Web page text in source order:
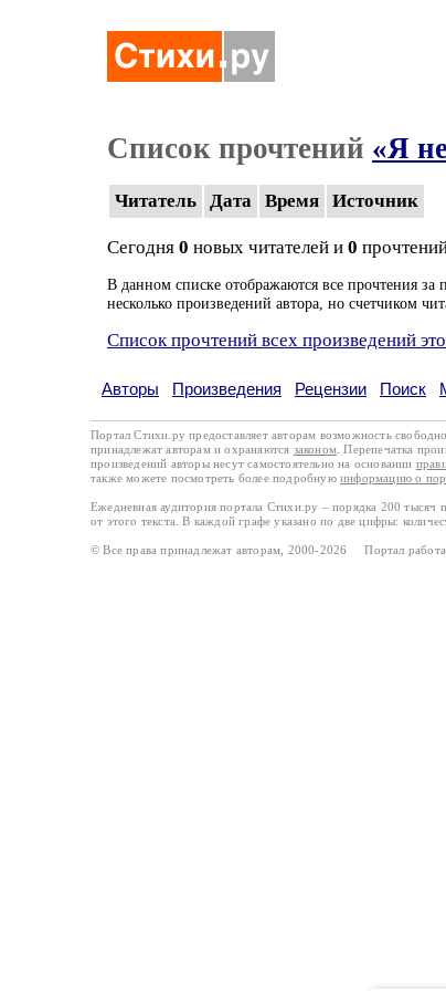
Список прочтений «Я
Читатель Дата Время Источник
Сегодня 0 новых читателей и 0
В данном списке отображаются все прочтения за
несколько произведений автора, но счетчиком
Список прочтений всех произведений
Авторы Произведения Рецензии Поиск
Портал Стихи.ру предоставляет авторам возможность
принадлежат авторам и охраняются законом . Перепечатка
произведений авторы несут самостоятельно на основании
также можете посмотреть более подробную информацию о
Ежедневная аудитория портала Стихи.ру – порядка 200
от этого текста. В каждой графе указано по две цифры:
© Все права принадлежат авторам, 2000-2026 Портал